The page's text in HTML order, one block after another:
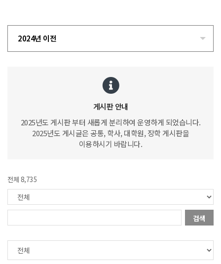
2024년 이전
게시판 안내
2025년도 게시판 부터 새롭게 분리하여 운영하게 되었습니다.
2025년도 게시글은 공통, 학사, 대학원, 장학 게시판을
이용하시기 바랍니다.
전체 8,735
검색